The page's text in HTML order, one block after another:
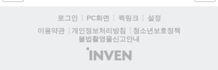
로그인 PC화면 퀵링크
설정
이용약관
개인정보처리방침
청소년보호정책
불법촬영물신고안내
(주)
인